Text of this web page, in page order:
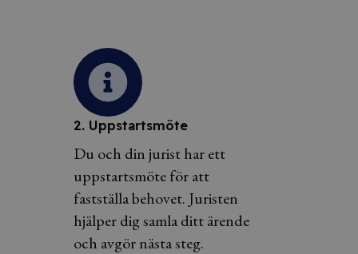
2. Uppstartsmöte
Du och din jurist har ett
uppstartsmöte för att
fastställa behovet. Juristen
hjälper dig samla ditt ärende
och avgör nästa steg.